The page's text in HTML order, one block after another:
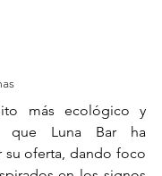
más ecológico y
que Luna Bar ha
su oferta, dando foco